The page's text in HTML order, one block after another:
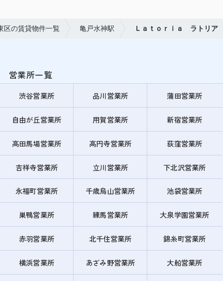
区の賃貸物件一覧 亀戸水神駅 Ｌａｔｏｒｉａ ラトリア
営業所一覧
渋谷営業所 品川営業所 蒲田営業所
自由が丘営業所 用賀営業所 新宿営業所
高田馬場営業所 高円寺営業所 荻窪営業所
吉祥寺営業所 立川営業所 下北沢営業所
永福町営業所 千歳烏山営業所 池袋営業所
巣鴨営業所 練馬営業所 大泉学園営業所
赤羽営業所 北千住営業所 錦糸町営業所
横浜営業所 あざみ野営業所 大船営業所